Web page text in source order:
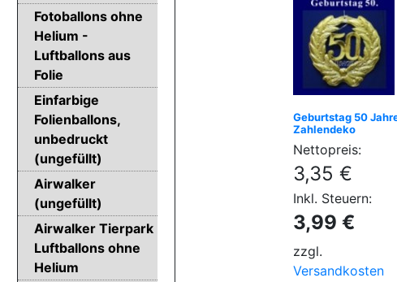
Geburtstag 50
Zahlendeko
Nettopreis:
3,35 €
Inkl. Steuern:
3,99 €
zzgl.
Versandkosten
Fotoballons ohne
Helium -
Luftballons aus
Folie
Einfarbige
Folienballons,
unbedruckt
(ungefüllt)
Airwalker
(ungefüllt)
Airwalker Tierpark
Luftballons ohne
Helium